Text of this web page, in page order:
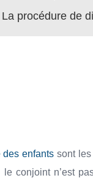
La procédure de
des enfants sont
conjoint n’est